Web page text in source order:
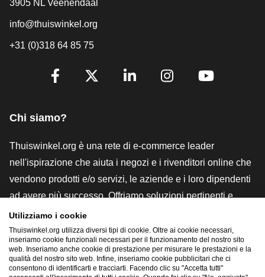
3905 NL Veenendaal
info@thuiswinkel.org
+31 (0)318 64 85 75
[_General:SocialMediaTitle]
Chi siamo?
Thuiswinkel.org è una rete di e-commerce leader
nell'ispirazione che aiuta i negozi e i rivenditori online che
vendono prodotti e/o servizi, le aziende e i loro dipendenti
ad avere più successo. Offriamo soluzioni pertinenti e
pratiche con vari marchi di fiducia, recensioni Thuiswinkel,
strumenti e consulenze legali, advocacy, ricerche di
mercato e disponiamo di una nostra piattaforma formativa,
la Thuiswinkel e-Academy.
Utilizziamo i cookie
Thuiswinkel.org utilizza diversi tipi di cookie. Oltre ai cookie necessari,
inseriamo cookie funzionali necessari per il funzionamento del nostro sito
web. Inseriamo anche cookie di prestazione per misurare le prestazioni e la
qualità del nostro sito web. Infine, inseriamo cookie pubblicitari che ci
consentono di identificarti e tracciarti. Facendo clic su "Accetta tutti"